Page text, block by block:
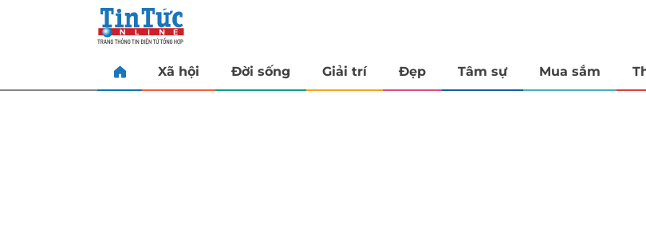
Xã hội Đời sống Giải trí Đẹp Tâm sự Mua sắm